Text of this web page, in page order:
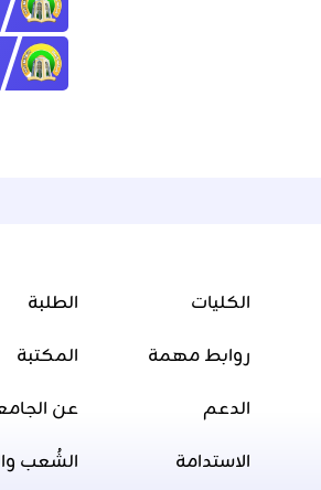
الكليات
روابط مهمة
الدعم
الاستدامة
الطلبة
المكتبة
عن
الشُعب